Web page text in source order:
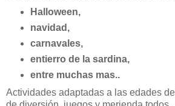
Halloween,
navidad,
carnavales,
entierro de la sardina,
entre muchas mas..
Actividades adaptadas a las edades